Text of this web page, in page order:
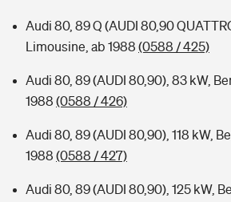
Audi 80, 89 Q (AUDI 80,90
Limousine, ab 1988 (0588 / 425)
Audi 80, 89 (AUDI 80,90), 83 kW,
1988 (0588 / 426)
Audi 80, 89 (AUDI 80,90), 118 kW,
1988 (0588 / 427)
Audi 80, 89 (AUDI 80,90), 125 kW,